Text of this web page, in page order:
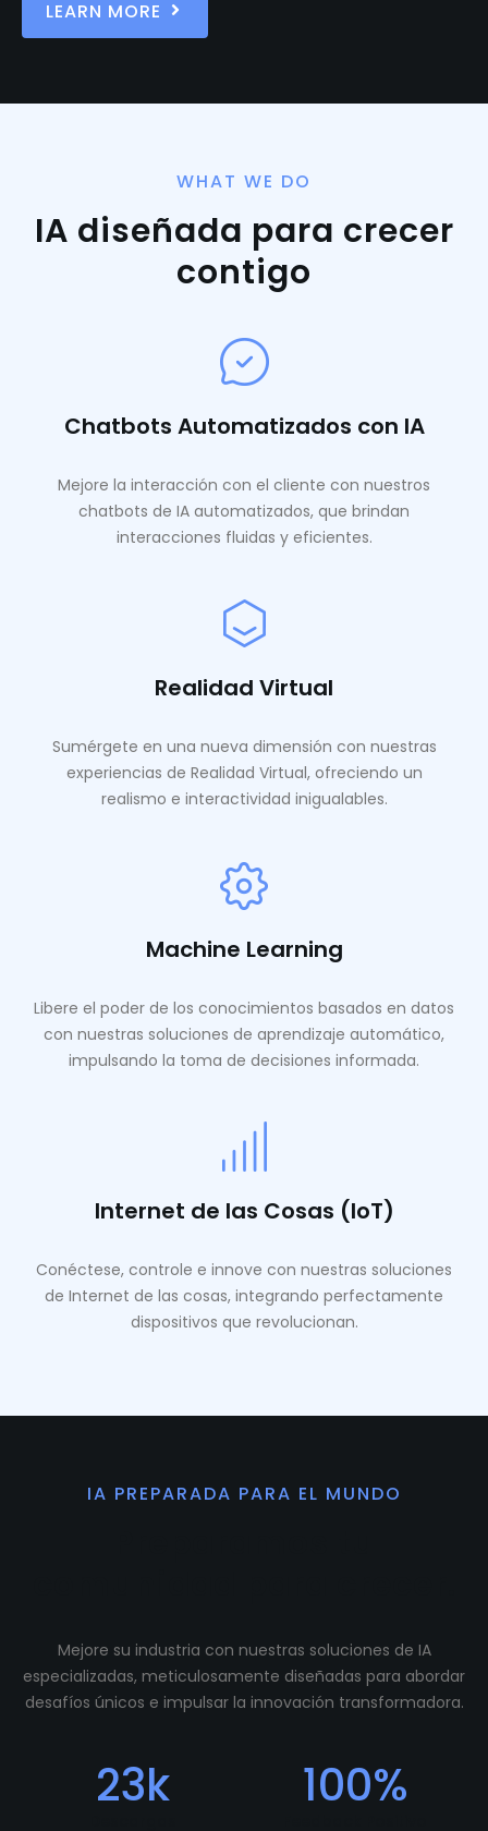
LEARN MORE
WHAT WE DO
IA diseñada para crecer
contigo
Chatbots Automatizados con IA
Mejore la interacción con el cliente con nuestros
chatbots de IA automatizados, que brindan
interacciones fluidas y eficientes.
Realidad Virtual
Sumérgete en una nueva dimensión con nuestras
experiencias de Realidad Virtual, ofreciendo un
realismo e interactividad inigualables.
Machine Learning
Libere el poder de los conocimientos basados ​​en datos
con nuestras soluciones de aprendizaje automático,
impulsando la toma de decisiones informada.
Internet de las Cosas (IoT)
Conéctese, controle e innove con nuestras soluciones
de Internet de las cosas, integrando perfectamente
dispositivos que revolucionan.
IA PREPARADA PARA EL MUNDO
Mejore su industria con nuestras soluciones de IA
especializadas, meticulosamente diseñadas para abordar
desafíos únicos e impulsar la innovación transformadora.
23k 100%